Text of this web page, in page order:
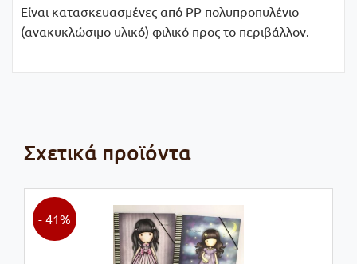
Είναι κατασκευασμένες από PP πολυπροπυλένιο
(ανακυκλώσιμο υλικό) φιλικό προς το περιβάλλον.
Σχετικά προϊόντα
- 41%